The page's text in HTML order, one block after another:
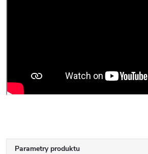
Parametry produktu